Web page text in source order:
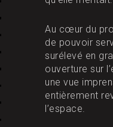
Au cœur du
de pouvoir
surélevé en
ouverture sur
une vue
entièrement
l’espace.